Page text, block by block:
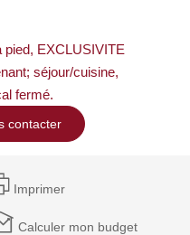
pied, EXCLUSIVITE
séjour/cuisine,
fermé.
contacter
Imprimer
Calculer mon budget